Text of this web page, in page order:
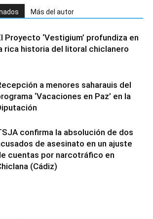
Más del autor
Proyecto ‘Vestigium’ profundiza en
rica historia del litoral chiclanero
a menores saharauis del
‘Vacaciones en Paz’ en la
confirma la absolución de dos
de asesinato en un ajuste
cuentas por narcotráfico en
(Cádiz)